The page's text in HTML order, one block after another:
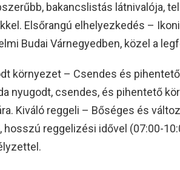
bakancslistás látnivalója,
Elsőrangú elhelyezkedés –
Budai Várnegyedben, közel a
környezet – Csendes és
nyugodt, csendes, és pihentető
Kiváló reggeli – Bőséges és
hosszú reggelizési idővel (07:00-